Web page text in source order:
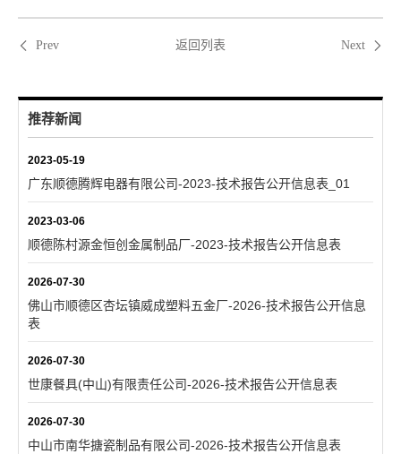
Prev 返回列表 Next
推荐新闻
2023-05-19
广东顺德腾辉电器有限公司-2023-技术报告公开信息表_01
2023-03-06
顺德陈村源金恒创金属制品厂-2023-技术报告公开信息表
2026-07-30
佛山市顺德区杏坛镇威成塑料五金厂-2026-技术报告公开信息
表
2026-07-30
世康餐具(中山)有限责任公司-2026-技术报告公开信息表
2026-07-30
中山市南华搪瓷制品有限公司-2026-技术报告公开信息表